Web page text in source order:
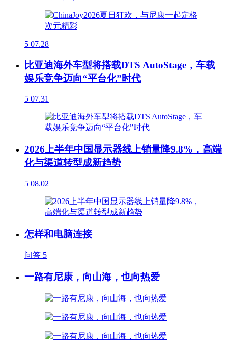
5 07.28
比亚迪海外车型将搭载DTS AutoStage，车载
娱乐竞争迈向“平台化”时代
5 07.31
2026上半年中国显示器线上销量降9.8%，高端
化与渠道转型成新趋势
5 08.02
怎样和电脑连接
问答 5
一路有尼康，向山海，也向热爱